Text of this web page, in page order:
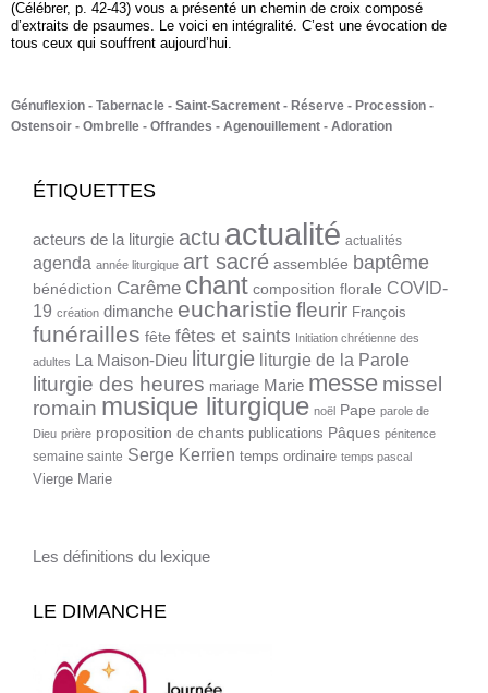
(Célébrer, p. 42-43) vous a présenté un chemin de croix composé
d’extraits de psaumes. Le voici en intégralité. C’est une évocation de
tous ceux qui souffrent aujourd’hui.
Génuflexion Tabernacle Saint-Sacrement Réserve
Procession
Ostensoir
Ombrelle Offrandes Agenouillement Adoration
ÉTIQUETTES
acteurs de la liturgie actu actualité actualités
agenda année liturgique art sacré assemblée baptême
bénédiction Carême chant composition florale COVID-
19 création dimanche eucharistie fleurir François
funérailles fête fêtes et saints
Initiation chrétienne des
adultes La Maison-Dieu liturgie liturgie de la Parole
liturgie des heures mariage Marie messe missel
romain musique liturgique noël Pape parole de
Dieu prière proposition de chants publications Pâques pénitence
semaine sainte Serge Kerrien temps ordinaire temps pascal
Vierge Marie
Les définitions du lexique
LE DIMANCHE